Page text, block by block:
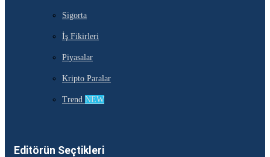
Sigorta
İş Fikirleri
Piyasalar
Kripto Paralar
Trend NEW
Editörün Seçtikleri